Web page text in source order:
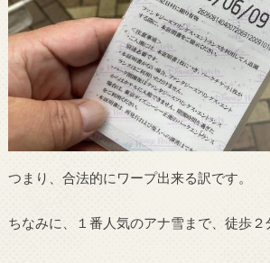
つまり、合法的にワープ出来る訳です。
ちなみに、１番人気のアナ雪まで、徒歩２